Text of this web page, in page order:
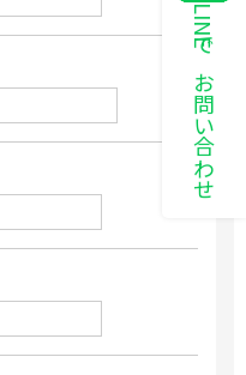
LINEでお問い合わせ